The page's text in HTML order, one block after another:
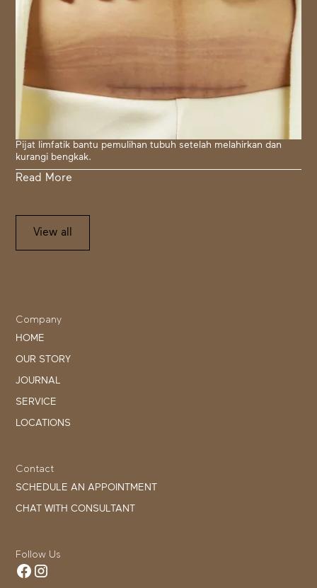
Pijat limfatik bantu pemulihan tubuh setelah melahirkan dan
kurangi bengkak.
Read More
View all
Company
HOME
OUR STORY
JOURNAL
SERVICE
LOCATIONS
Contact
SCHEDULE AN APPOINTMENT
CHAT WITH CONSULTANT
Follow Us